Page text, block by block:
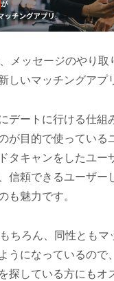
メッセージのやり取
しいマッチングアプ
デートに行ける仕組
が目的で使っている
タキャンをしたユー
信頼できるユーザー
も魅力です。
ちろん、同性ともマ
うになっているので
探している方にもオ